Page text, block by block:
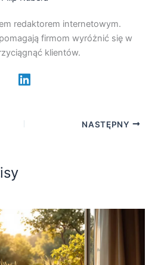
redaktorem internetowym.
firmom wyróżnić się w
klientów.
NASTĘPNY